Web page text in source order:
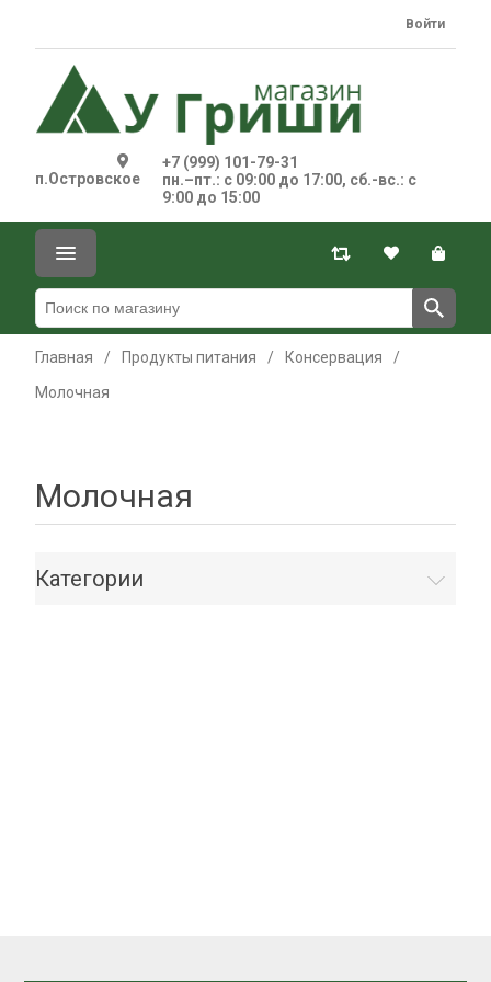
п.Островское
+7 (999) 101-79-31
пн.–пт.: с 09:00 до 17:00, сб.-вс.: с
9:00 до 15:00
Войти
Главная / Продукты питания / Консервация
/
Молочная
Молочная
Категории